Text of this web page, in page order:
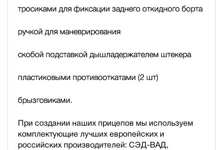
тросиками для фиксации заднего откидного борта
ручкой для маневрирования
скобой подставкой дышладержателем штекера
пластиковыми противооткатами (2 шт)
брызговиками.
При создании наших прицепов мы используем
комплектующие лучших европейских и
российских производителей: СЭД-ВАД,